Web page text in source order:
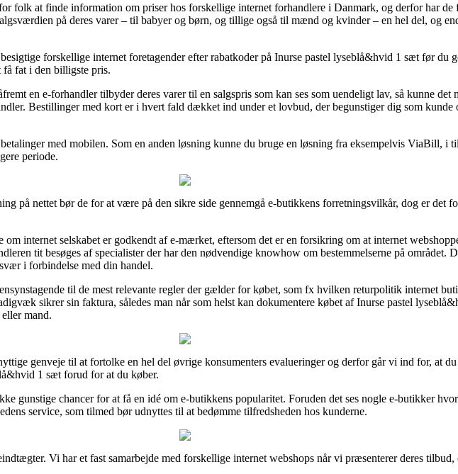
folk at finde information om priser hos forskellige internet forhandlere i Danmark, og derfor har de
på deres varer – til babyer og børn, og tillige også til mænd og kvinder – en hel del, og
forskellige internet foretagender efter rabatkoder på Inurse pastel lyseblå&hvid 1 sæt før du
få fat i den billigste pris.
en e-forhandler tilbyder deres varer til en salgspris som kan ses som uendeligt lav, så kunne det
Bestillinger med kort er i hvert fald dækket ind under et lovbud, der begunstiger dig som
med mobilen. Som en anden løsning kunne du bruge en løsning fra eksempelvis ViaBill, i
periode.
på nettet bør de for at være på den sikre side gennemgå e-butikkens forretningsvilkår, dog er det
internet selskabet er godkendt af e-mærket, eftersom det er en forsikring om at internet
tit besøges af specialister der har den nødvendige knowhow om bestemmelserne på området.
i forbindelse med din handel.
til de mest relevante regler der gælder for købet, som fx hvilken returpolitik internet
sikrer sin faktura, således man når som helst kan dokumentere købet af Inurse pastel
mand.
genveje til at fortolke en hel del øvrige konsumenters evalueringer og derfor går vi ind for, at du
1 sæt forud for at du køber.
gunstige chancer for at få en idé om e-butikkens popularitet. Foruden det ses nogle e-butikker
service, som tilmed bør udnyttes til at bedømme tilfredsheden hos kunderne.
Vi har et fast samarbejde med forskellige internet webshops når vi præsenterer deres